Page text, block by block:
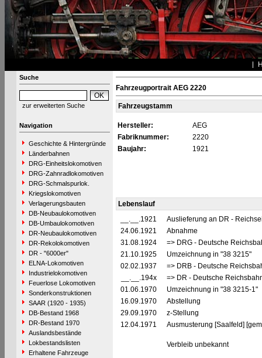
Suche
zur erweiterten Suche
Navigation
Geschichte & Hintergründe
Länderbahnen
DRG-Einheitslokomotiven
DRG-Zahnradlokomotiven
DRG-Schmalspurlok.
Kriegslokomotiven
Verlagerungsbauten
DB-Neubaulokomotiven
DB-Umbaulokomotiven
DR-Neubaulokomotiven
DR-Rekolokomotiven
DR - "6000er"
ELNA-Lokomotiven
Industrielokomotiven
Feuerlose Lokomotiven
Sonderkonstruktionen
SAAR (1920 - 1935)
DB-Bestand 1968
DR-Bestand 1970
Auslandsbestände
Lokbestandslisten
Erhaltene Fahrzeuge
Fahrzeugportrait AEG 2220
Fahrzeugstamm
Hersteller:
AEG
Fabriknummer:
2220
Baujahr:
1921
Lebenslauf
__.__.1921
Auslieferung an DR -
24.06.1921
Abnahme
31.08.1924
=> DRG - Deutsche
21.10.1925
Umzeichnung in "38 3215"
02.02.1937
=> DRB - Deutsche
__.__.194x
=> DR - Deutsche
01.06.1970
Umzeichnung in "38 3215-1"
16.09.1970
Abstellung
29.09.1970
z-Stellung
12.04.1971
Ausmusterung [Saalfeld]
Verbleib unbekannt